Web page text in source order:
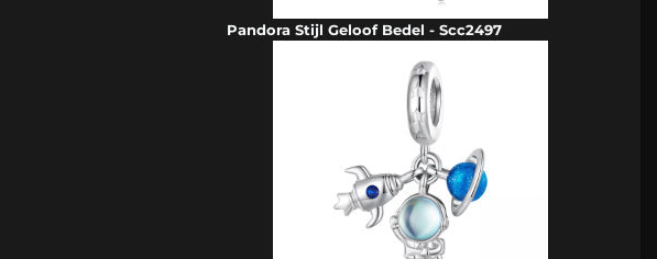
Pandora Stijl Geloof Bedel - Scc2497